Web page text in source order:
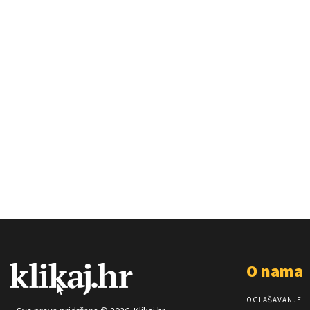
O nama
OGLAŠAVANJE